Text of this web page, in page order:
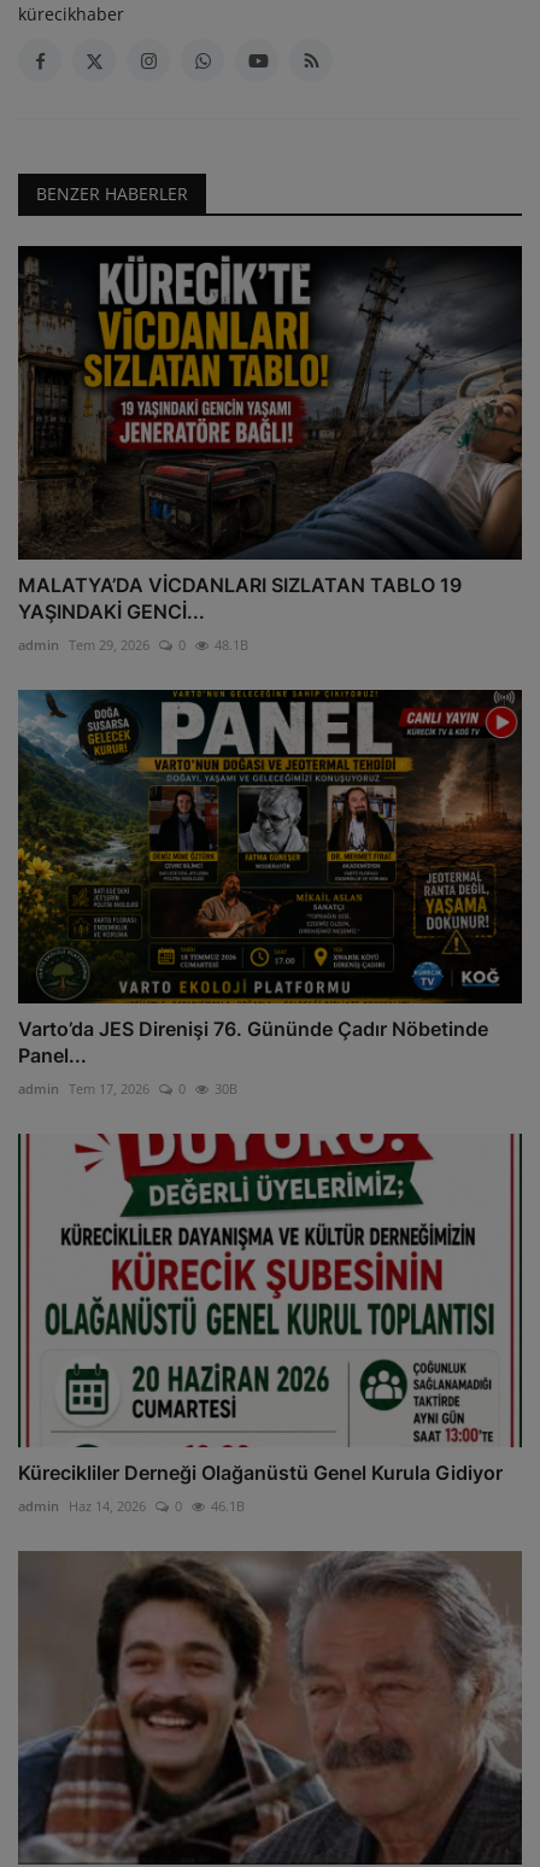
kürecikhaber
BENZER HABERLER
MALATYA’DA VİCDANLARI SIZLATAN TABLO 19
YAŞINDAKİ GENCİ...
admin Tem 29, 2026 0 48.1B
Varto’da JES Direnişi 76. Gününde Çadır Nöbetinde
Panel...
admin Tem 17, 2026 0 30B
Kürecikliler Derneği Olağanüstü Genel Kurula Gidiyor
admin Haz 14, 2026 0 46.1B